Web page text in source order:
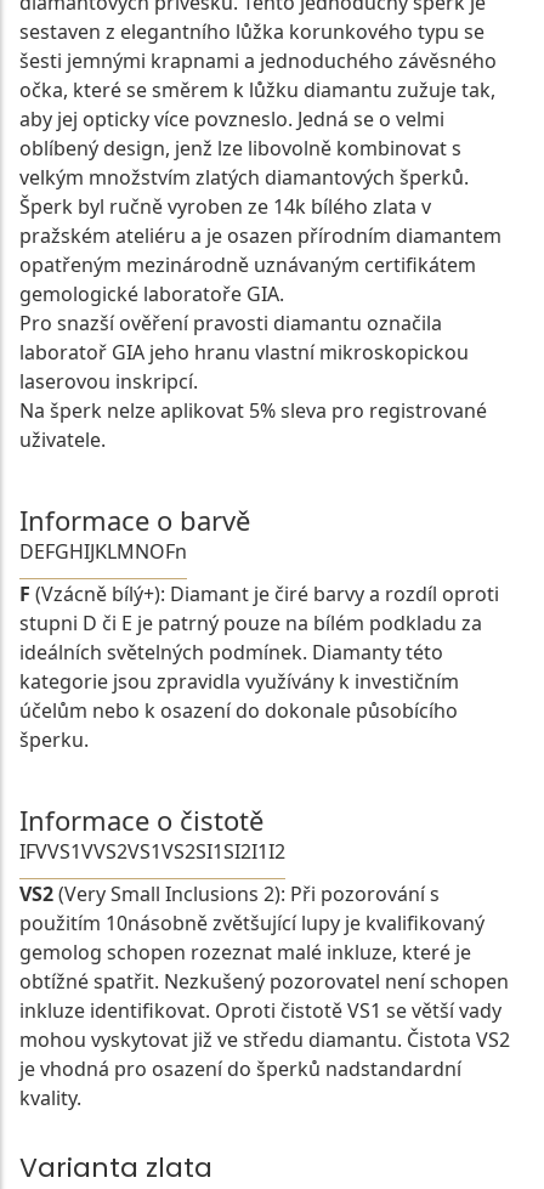
sestaven z elegantního lůžka korunkového typu se
šesti jemnými krapnami a jednoduchého závěsného
očka, které se směrem k lůžku diamantu zužuje tak,
aby jej opticky více povzneslo. Jedná se o velmi
oblíbený design, jenž lze libovolně kombinovat s
velkým množstvím zlatých diamantových šperků.
Šperk byl ručně vyroben ze 14k bílého zlata v
pražském ateliéru a je osazen přírodním diamantem
opatřeným mezinárodně uznávaným certifikátem
gemologické laboratoře GIA.
Pro snazší ověření pravosti diamantu označila
laboratoř GIA jeho hranu vlastní mikroskopickou
laserovou inskripcí.
Na šperk nelze aplikovat 5% sleva pro registrované
uživatele.
Informace o barvě
DEFGHIJKLMNOFn
F (Vzácně bílý+): Diamant je čiré barvy a rozdíl oproti
stupni D či E je patrný pouze na bílém podkladu za
ideálních světelných podmínek. Diamanty této
kategorie jsou zpravidla využívány k investičním
účelům nebo k osazení do dokonale působícího
šperku.
Informace o čistotě
IFVVS1VVS2VS1VS2SI1SI2I1I2
VS2(Very Small Inclusions 2): Při pozorování s
použitím 10násobně zvětšující lupy je kvalifikovaný
gemolog schopen rozeznat malé inkluze, které je
obtížné spatřit. Nezkušený pozorovatel není schopen
inkluze identifikovat. Oproti čistotě VS1 se větší vady
mohou vyskytovat již ve středu diamantu. Čistota VS2
je vhodná pro osazení do šperků nadstandardní
kvality.
Varianta zlata